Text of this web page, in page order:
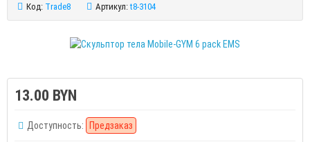
Код: Trade8 Артикул: t8-3104
13.00 BYN
Доступность: Предзаказ